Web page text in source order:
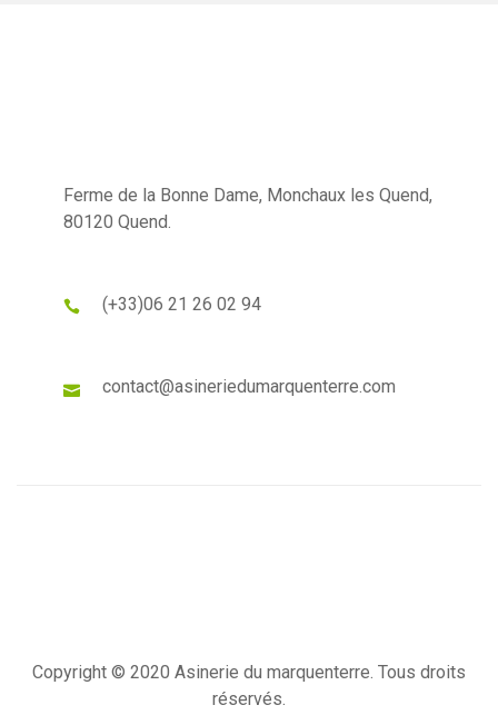
Ferme de la Bonne Dame, Monchaux les Quend,
80120 Quend.
(+33)06 21 26 02 94
contact@asineriedumarquenterre.com
Copyright © 2020 Asinerie du marquenterre. Tous droits
réservés.